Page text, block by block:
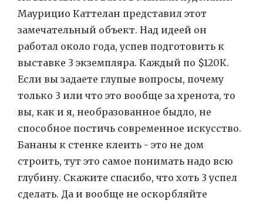
Маурицио Каттелан представил этот
замечательный объект. Над идеей он
работал около года, успев подготовить к
выставке 3 экземпляра. Каждый по $120К.
Если вы задаете глупые вопросы, почему
только 3 или что это вообще за хренота, то
вы, как и я, необразованное быдло, не
способное постичь современное искусство.
Бананы к стенке клеить - это не дом
строить, тут это самое понимать надо всю
глубину. Скажите спасибо, что хоть 3 успел
сделать. Да и вообще не оскорбляйте